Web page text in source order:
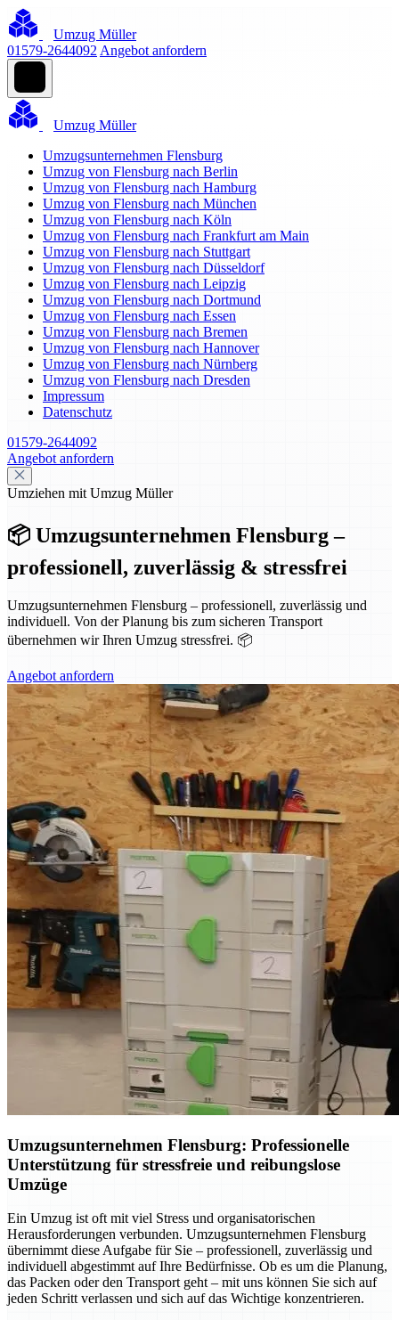
Umzug Müller
01579-2644092 Angebot anfordern
Umzug Müller
Umzugsunternehmen Flensburg
Umzug von Flensburg nach Berlin
Umzug von Flensburg nach Hamburg
Umzug von Flensburg nach München
Umzug von Flensburg nach Köln
Umzug von Flensburg nach Frankfurt am Main
Umzug von Flensburg nach Stuttgart
Umzug von Flensburg nach Düsseldorf
Umzug von Flensburg nach Leipzig
Umzug von Flensburg nach Dortmund
Umzug von Flensburg nach Essen
Umzug von Flensburg nach Bremen
Umzug von Flensburg nach Hannover
Umzug von Flensburg nach Nürnberg
Umzug von Flensburg nach Dresden
Impressum
Datenschutz
01579-2644092
Angebot anfordern
Umziehen mit Umzug Müller
📦 Umzugsunternehmen Flensburg –
professionell, zuverlässig & stressfrei
Umzugsunternehmen Flensburg – professionell, zuverlässig und
individuell. Von der Planung bis zum sicheren Transport
übernehmen wir Ihren Umzug stressfrei. 📦
Angebot anfordern
Umzugsunternehmen Flensburg: Professionelle
Unterstützung für stressfreie und reibungslose
Umzüge
Ein Umzug ist oft mit viel Stress und organisatorischen
Herausforderungen verbunden. Umzugsunternehmen Flensburg
übernimmt diese Aufgabe für Sie – professionell, zuverlässig und
individuell abgestimmt auf Ihre Bedürfnisse. Ob es um die Planung,
das Packen oder den Transport geht – mit uns können Sie sich auf
jeden Schritt verlassen und sich auf das Wichtige konzentrieren.